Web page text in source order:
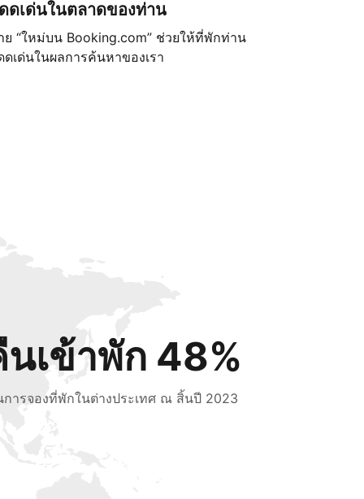
ดเด่นในตลาดของท่าน
ย “ใหม่บน Booking.com” ช่วยให้ที่พักท่าน
ดเด่นในผลการค้นหาของเรา
เข้าพัก 48%
การจองที่พักในต่างประเทศ ณ สิ้นปี 2023